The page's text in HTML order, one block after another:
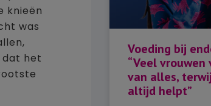
knieën
was
dat het
Voeding bij
“Veel vrouwen
van alles,
altijd helpt”